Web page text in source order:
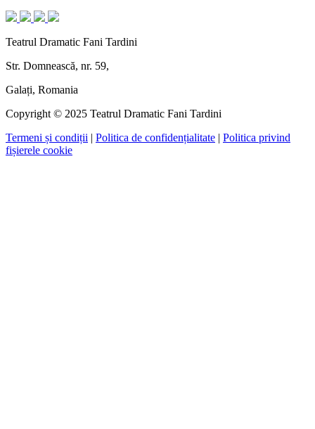
Teatrul Dramatic Fani Tardini
Str. Domnească, nr. 59,
Galați, Romania
Copyright © 2025 Teatrul Dramatic Fani Tardini
Termeni și condiții | Politica de confidențialitate | Politica privind
fișierele cookie